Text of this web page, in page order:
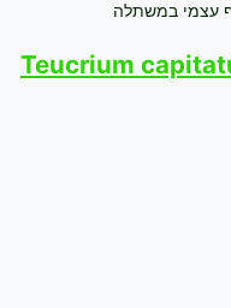
עצמי במשתלה